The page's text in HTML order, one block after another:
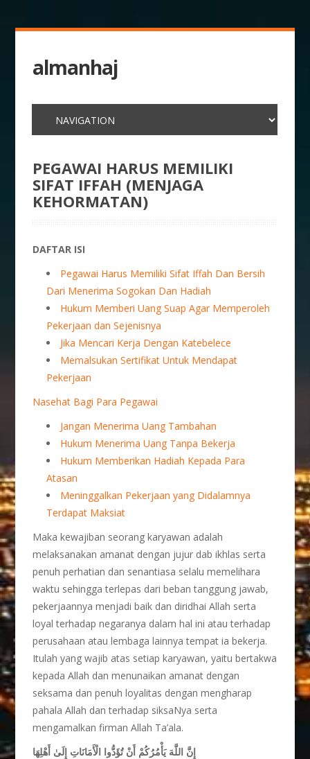
almanhaj
PEGAWAI HARUS MEMILIKI
SIFAT IFFAH (MENJAGA
KEHORMATAN)
DAFTAR ISI
Pegawai Harus Memiliki Sifat Iffah Dan Bersih
Dari Menerima Sogokan Dan Hadiah
Hukum Memberi Uang Suap Agar Memperoleh
Pekerjaan dan Sejenisnya
Jika Mencari Kerja Dengan Katebelece
Memalsukan Sertifikat Untuk Mendapat
Pekerjaan
Nasehat Bagi Para Pegawai
Jangan Menerima Uang Tambahan
Hukum Menerima Uang Tanpa Bekerja
Hukum Memberikan Hadiah Kepada Para
Atasan
Meninggalkan Pekerjaan yang Didalamnya
Terdapat Maksiat
Maka kewajiban seorang karyawan adalah
melaksanakan amanat dengan jujur dab ikhlas serta
penuh perhatian dan senantiasa selalu memelihara
waktu sehingga terlepas dari beban tanggung jawab,
pekerjaannya menjadi baik dan diridhai Allah serta
loyal terhadap negaranya dalam hal ini atau terhadap
perusahaan atau lembaga lainnya tempat ia bekerja.
Itulah yang wajib atas setiap karyawan, yaitu bertakwa
kepada Allah dan menunaikan amanat dengan
seksama dan penuh loyalitas dengan mengharap
pahala Allah dan terhadap siksaNya serta
mengamalkan firman Allah Ta’ala.
إِنَّ اللَّهَ يَأْمُرُكُمْ أَنْ تُؤَدُّوا الْأَمَانَاتِ إِلَىٰ أَهْلِهَا